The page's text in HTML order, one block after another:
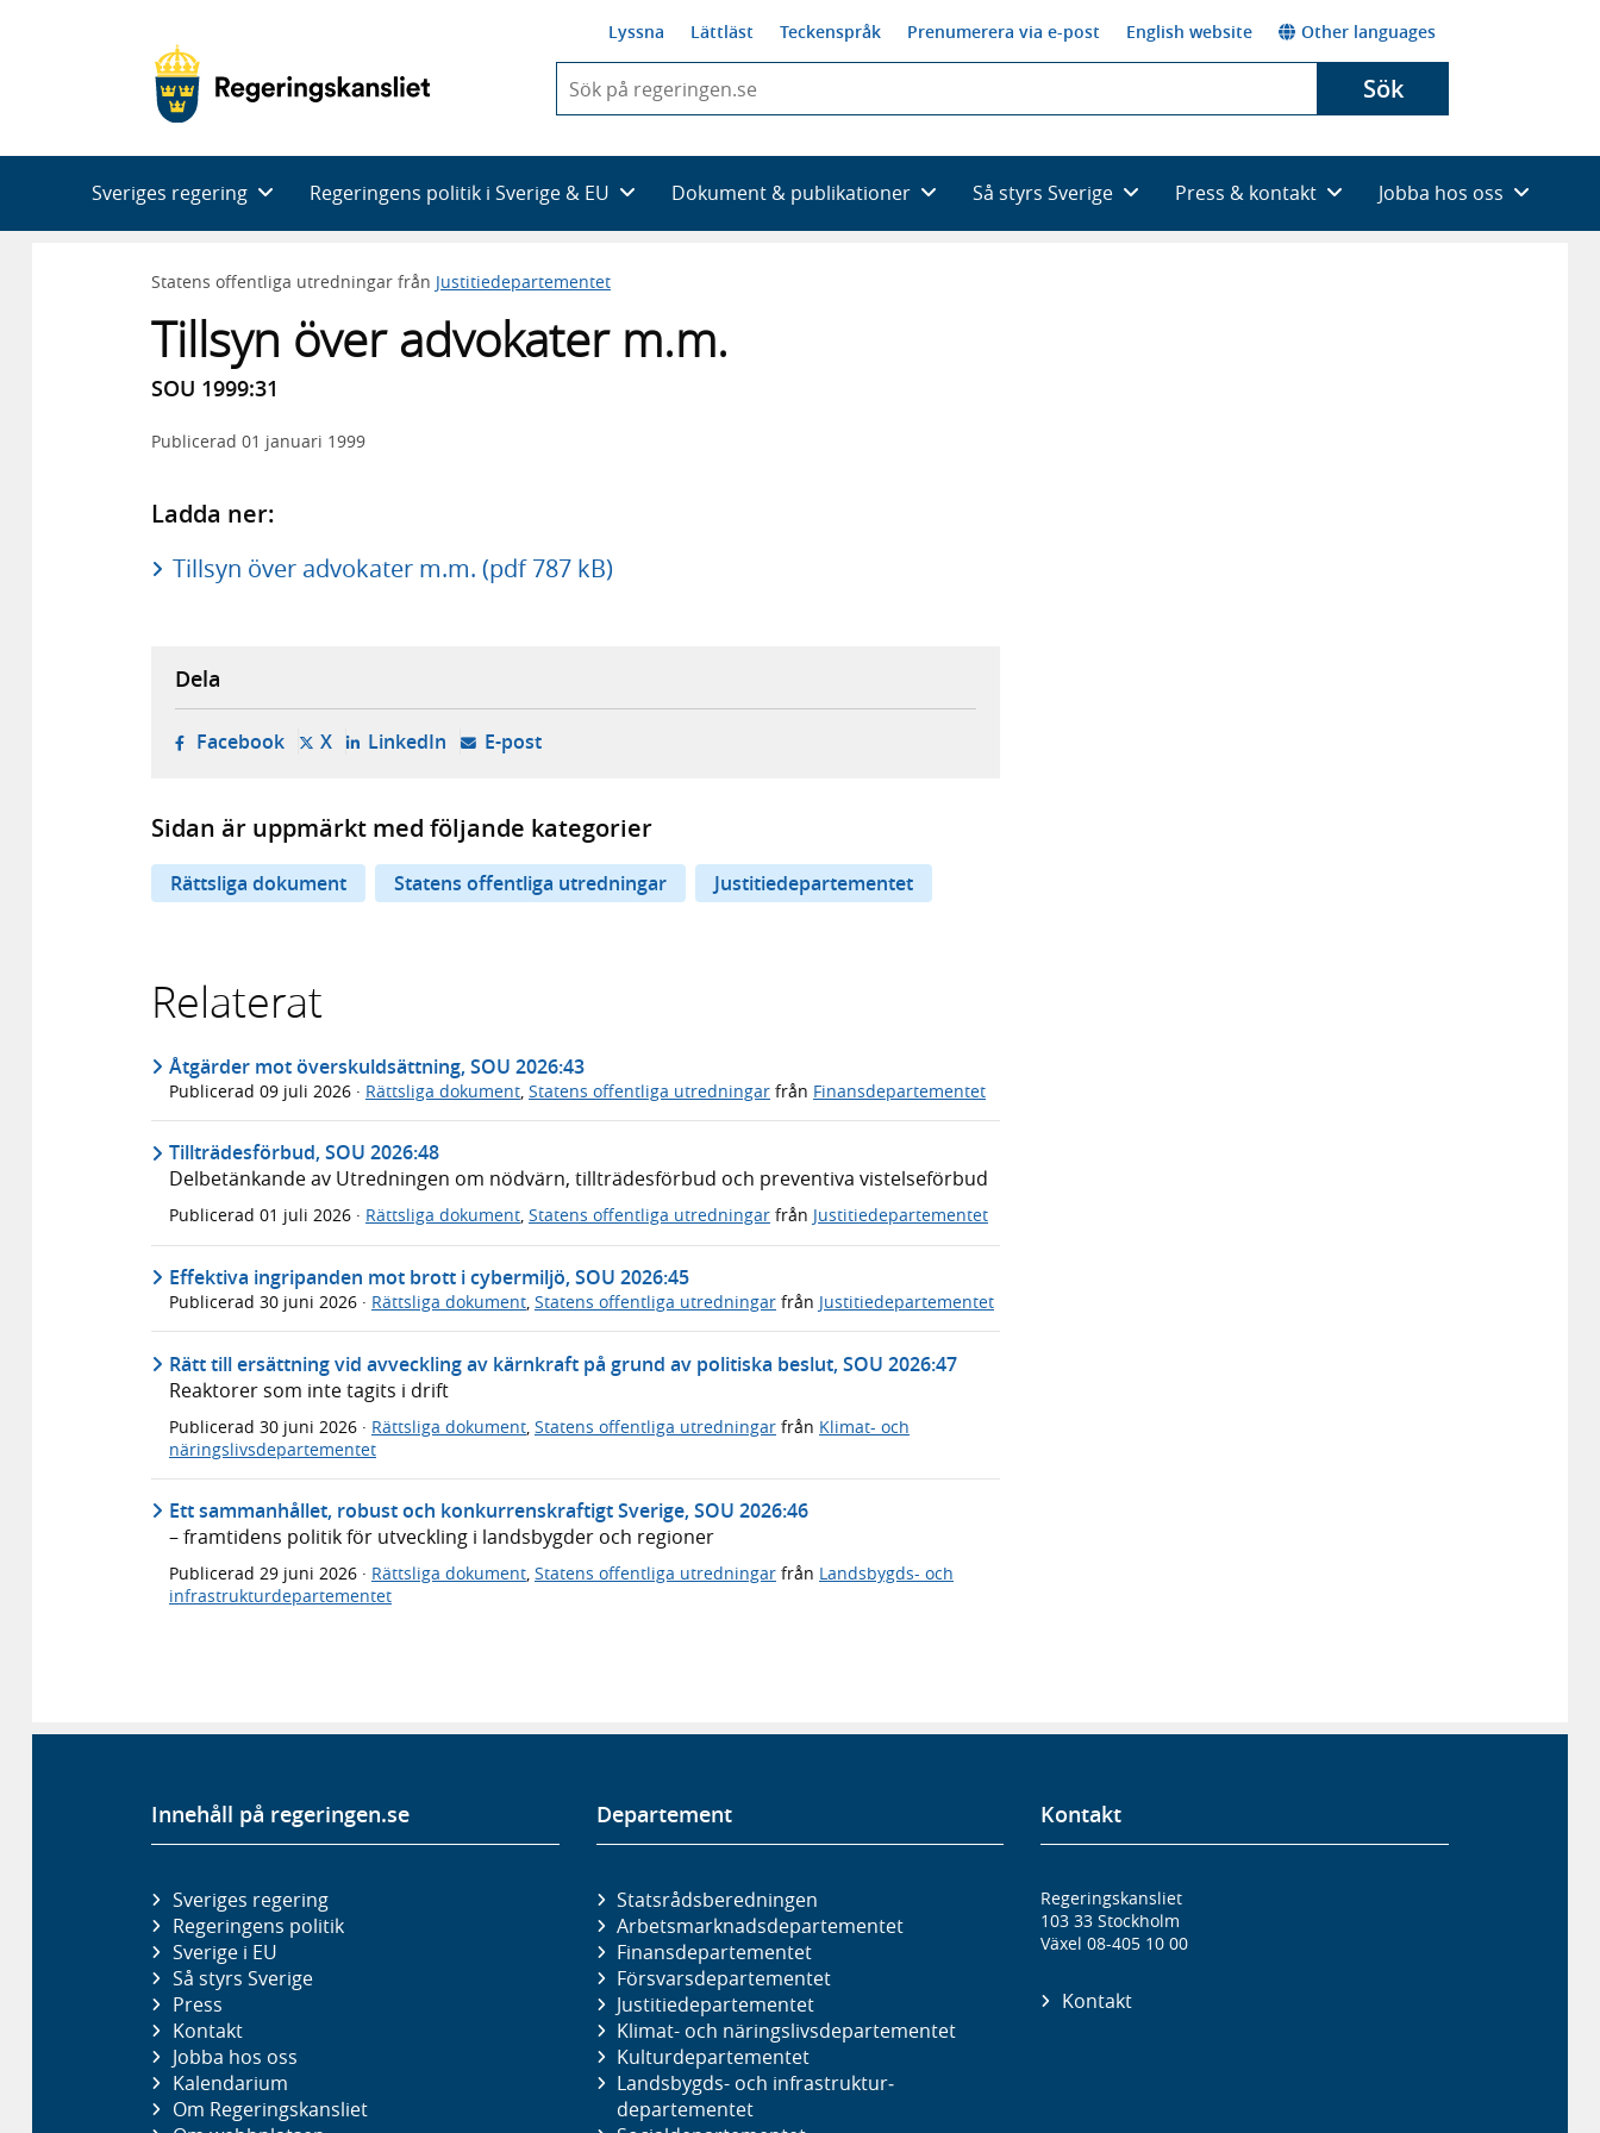
Lyssna Lättläst Teckenspråk Prenumerera via e-post English website Other languages
du
skriva
framträder
en
med
Sök
Sveriges regering Regeringens politik i Sverige & EU Dokument & publikationer Så styrs Sverige Press & kontakt Jobba hos oss
Statens offentliga utredningar från Justitiedepartementet
Tillsyn över advokater m.m.
SOU 1999:31
Publicerad 01 januari 1999
Ladda ner:
Tillsyn över advokater m.m. (pdf 787 kB)
Dela
Facebook- öppnas i ny flik, extern webbplats,
X- öppnas i ny flik, extern webbplats,
LinkedIn- öppnas i ny flik, extern webbplats,
E-post- öppnar din e-postklient,
Sidan är uppmärkt med följande kategorier
Rättsliga dokument Statens offentliga utredningar Justitiedepartementet
Relaterat
Åtgärder mot överskuldsättning, SOU 2026:43
Publicerad 09 juli 2026 · Rättsliga dokument Statens offentliga utredningar från Finansdepartementet
Tillträdesförbud, SOU 2026:48
Delbetänkande av Utredningen om nödvärn, tillträdesförbud och preventiva vistelseförbud
Publicerad 01 juli 2026 · Rättsliga dokument, Statens offentliga utredningar från Justitiedepartementet
Effektiva ingripanden mot brott i cybermiljö, SOU 2026:45
Publicerad 30 juni 2026 · Rättsliga dokument, Statens offentliga utredningar från Justitiedepartementet
Rätt till ersättning vid avveckling av kärnkraft på grund av politiska beslut, SOU 2026:47
Reaktorer som inte tagits i drift
Publicerad 30 juni 2026 · Rättsliga dokument Statens offentliga utredningar från Klimat- och
näringslivsdepartementet
Ett sammanhållet, robust och konkurrenskraftigt Sverige, SOU 2026:46
– framtidens politik för utveckling i landsbygder och regioner
Publicerad 29 juni 2026 · Rättsliga dokument, Statens offentliga utredningar från Landsbygds- och
infrastrukturdepartementet
Innehåll på regeringen.se
Sveriges regering
Regeringens politik
Sverige i EU
Så styrs Sverige
Press
Kontakt
Jobba hos oss
Kalendarium
Om Regeringskansliet
Departement
Statsrådsberedningen
Arbetsmarknads­departementet
Finans­departementet
Försvars­departementet
Justitie­departementet
Klimat- och näringslivs­departementet
Kultur­departementet
Landsbygds- och infrastruktur­
departementet
Kontakt
Regeringskansliet
103 33 Stockholm
Växel 08-405 10 00
Kontakt